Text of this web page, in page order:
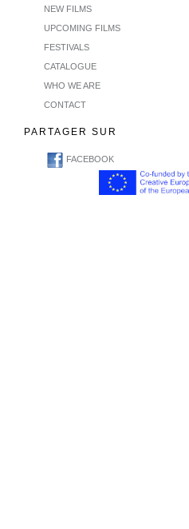
NEW FILMS
UPCOMING FILMS
FESTIVALS
CATALOGUE
WHO WE ARE
CONTACT
PARTAGER SUR
FACEBOOK